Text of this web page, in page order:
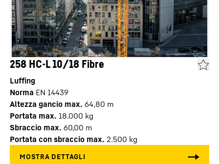
258 HC-L 10/18 Fibre
Luffing
Norma EN 14439
Altezza gancio max. 64,80 m
Portata max. 18.000 kg
Sbraccio max. 60,00 m
Portata con sbraccio max. 2.500 kg